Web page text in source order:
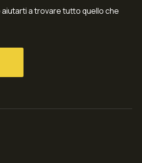
a trovare tutto quello che